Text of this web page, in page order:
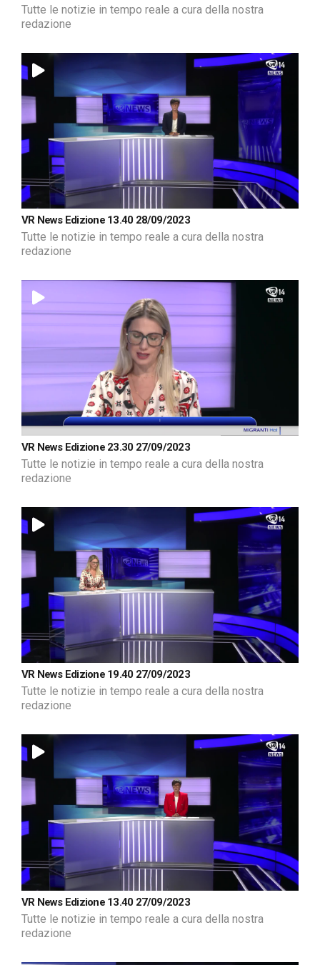
Tutte le notizie in tempo reale a cura della nostra
redazione
VR News Edizione 13.40 28/09/2023
Tutte le notizie in tempo reale a cura della nostra
redazione
VR News Edizione 23.30 27/09/2023
Tutte le notizie in tempo reale a cura della nostra
redazione
VR News Edizione 19.40 27/09/2023
Tutte le notizie in tempo reale a cura della nostra
redazione
VR News Edizione 13.40 27/09/2023
Tutte le notizie in tempo reale a cura della nostra
redazione